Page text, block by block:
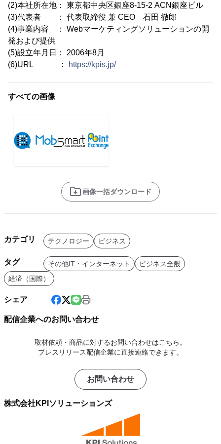
(2)本社所在地： 東京都中央区銀座8-15-2 ACN銀座ビル
(3)代表者 ： 代表取締役 兼 CEO 石田 徹郎
(4)事業内容 ： Webマーケティングソリューションの開
発および提供
(5)設立年月日： 2006年8月
(6)URL ：
https://kpis.jp/
すべての画像
画像一括ダウンロード
カテゴリ テクノロジー ビジネス
タグ その他IT・インターネット
ビジネス全般
経済（国際）
シェア
配信企業へのお問い合わせ
取材依頼・商品に対するお問い合わせはこちら。
プレスリリース配信企業に直接連絡できます。
お問い合わせ
株式会社KPIソリューションズ